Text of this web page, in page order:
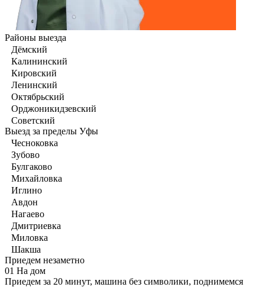
Районы выезда
Дёмский
Калининский
Кировский
Ленинский
Октябрьский
Орджоникидзевский
Советский
Выезд за пределы Уфы
Чесноковка
Зубово
Булгаково
Михайловка
Иглино
Авдон
Нагаево
Дмитриевка
Миловка
Шакша
Приедем незаметно
01 На дом
Приедем за 20 минут, машина без символики, поднимемся